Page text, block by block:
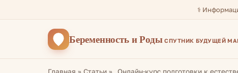
⚕️
Беременностьи Роды СПУТНИК БУДУЩЕЙ